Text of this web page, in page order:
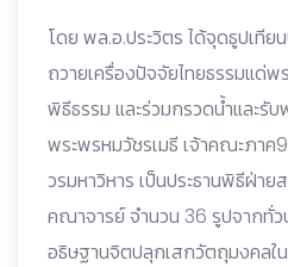
โดย พล.อ.ประวิตร ได้จุดธูปเที
ถวายเครื่องปัจจัยไทยธรรมแด่พ
พิธีธรรม และร่วมกรวดน้ำและรั
พระพรหมวัชรเมธี เจ้าคณะภาค
วรมหาวิหาร เป็นประธานพิธีฝ่า
คณาจารย์ จำนวน 36 รูปจากทั่ว
อธิษฐานจิตปลุกเสกวัตถุมงคลใ